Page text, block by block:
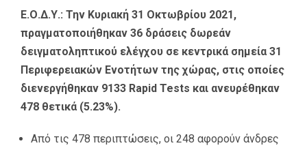
Ε.Ο.Δ.Υ.: Την Κυριακή 31 Οκτωβρίου 2021,
πραγματοποιήθηκαν 36 δράσεις δωρεάν
δειγματοληπτικού ελέγχου σε κεντρικά σημεία 31
Περιφερειακών Ενοτήτων της χώρας, στις οποίες
διενεργήθηκαν 9133 Rapid Tests και ανευρέθηκαν
478 θετικά (5.23%).
Από τις 478 περιπτώσεις, οι 248 αφορούν άνδρες